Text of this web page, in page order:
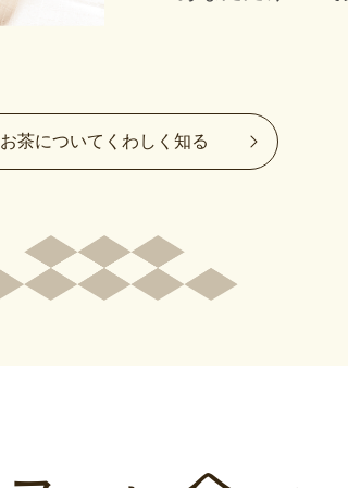
お茶についてくわしく知る